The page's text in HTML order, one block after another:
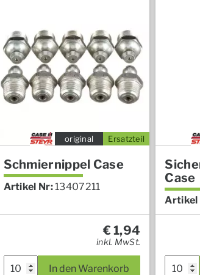
Ersatzteil
original
Schmiernippel Case
Artikel Nr: 13407211
€1,94
inkl. MwSt.
In den Warenkorb
Case
Artikel